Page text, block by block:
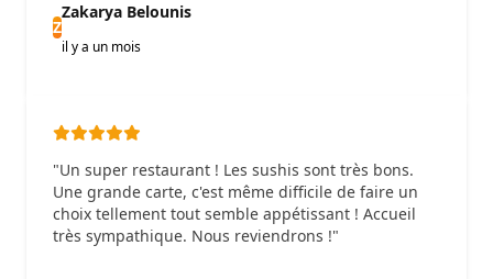
Z
Zakarya Belounis
il y a un mois
"Un super restaurant ! Les sushis sont très bons.
Une grande carte, c'est même difficile de faire un
choix tellement tout semble appétissant ! Accueil
très sympathique. Nous reviendrons !"